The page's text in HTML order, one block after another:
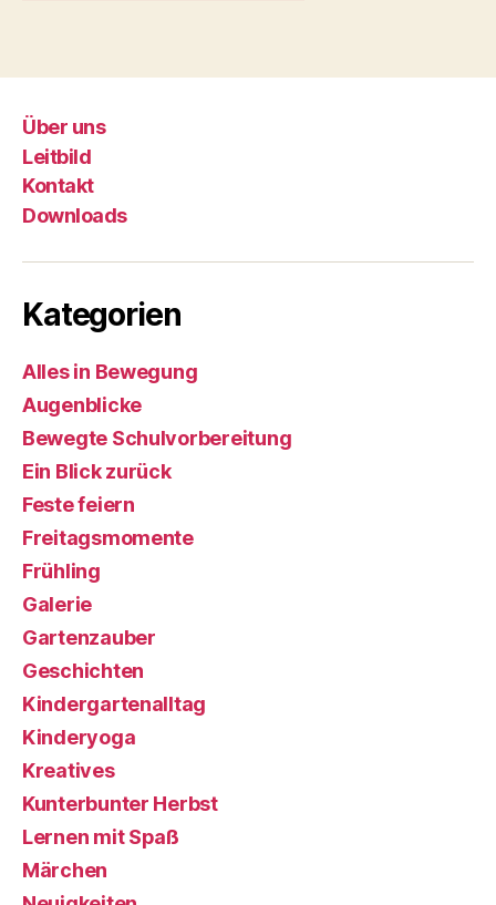
Über uns
Leitbild
Kontakt
Downloads
Kategorien
Alles in Bewegung
Augenblicke
Bewegte Schulvorbereitung
Ein Blick zurück
Feste feiern
Freitagsmomente
Frühling
Galerie
Gartenzauber
Geschichten
Kindergartenalltag
Kinderyoga
Kreatives
Kunterbunter Herbst
Lernen mit Spaß
Märchen